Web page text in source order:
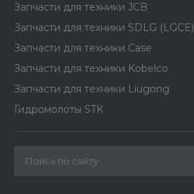
Запчасти для техники JCB
Запчасти для техники SDLG (LGCE)
Запчасти для техники Case
Запчасти для техники Kobelco
Запчасти для техники Liugong
Гидромолоты STK